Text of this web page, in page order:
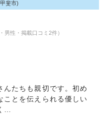
斐市)
男性・掲載口コミ2件）
んたちも親切です。初め
ことを伝えられる優しい
…